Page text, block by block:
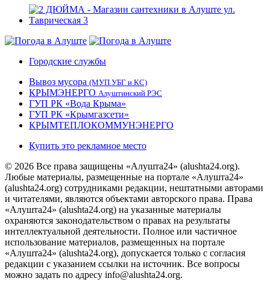
Городские службы
Вывоз мусора (МУП УБГ и КС)
КРЫМЭНЕРГО Алуштинский РЭС
ГУП РК «Вода Крыма»
ГУП РК «Крымгазсети»
КРЫМТЕПЛОКОММУНЭНЕРГО
Купить это рекламное место
© 2026 Все права защищены «Алушта24» (alushta24.org).
Любые материалы, размещенные на портале «Алушта24»
(alushta24.org) сотрудниками редакции, нештатными авторами
и читателями, являются объектами авторского права. Права
«Алушта24» (alushta24.org) на указанные материалы
охраняются законодательством о правах на результаты
интеллектуальной деятельности. Полное или частичное
использование материалов, размещенных на портале
«Алушта24» (alushta24.org), допускается только с согласия
редакции с указанием ссылки на источник. Все вопросы
можно задать по адресу info@alushta24.org.